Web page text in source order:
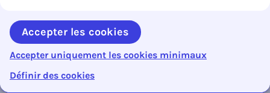
Contenu en cours :
0%
Inhoudsopgave openen
Signaux à
réglementation
particulière
Accepter les cookies
Accepter uniquement les cookies minimaux
Définir des cookies